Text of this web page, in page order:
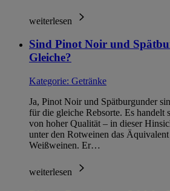
weiterlesen
Sind Pinot Noir und
Gleiche?
Kategorie: Getränke
Ja, Pinot Noir und Spätburgunder
für die gleiche Rebsorte. Es handelt
von hoher Qualität – in dieser
unter den Rotweinen das
Weißweinen. Er…
weiterlesen